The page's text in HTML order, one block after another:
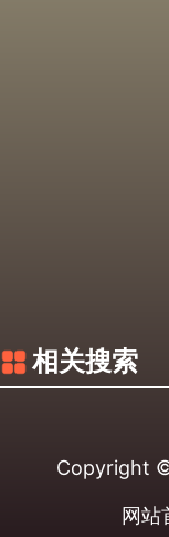
相关搜索
Copyright
网站